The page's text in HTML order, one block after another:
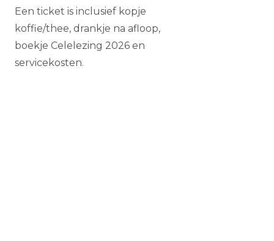
Een ticket is inclusief kopje
koffie/thee, drankje na afloop,
boekje Celelezing 2026 en
servicekosten.